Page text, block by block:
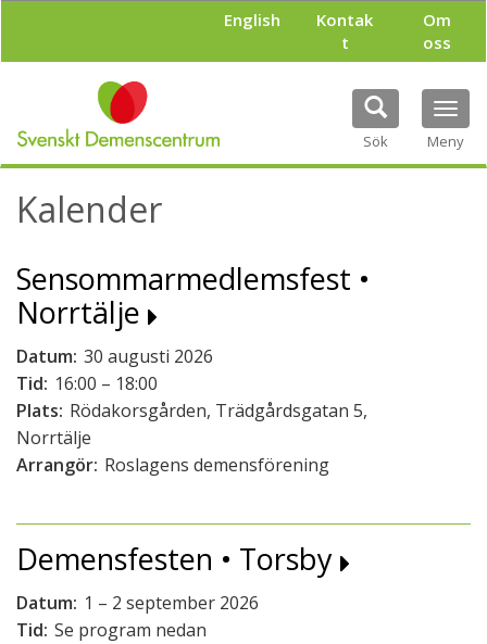
l
English
Kontak
t
Om
oss
Sök Meny
Kalender
Sensommarmedlemsfest •
Norrtälje
Datum: 30 augusti 2026
Tid: 16:00 – 18:00
Plats: Rödakorsgården, Trädgårdsgatan 5,
Norrtälje
Arrangör: Roslagens demensförening
Demensfesten • Torsby
Datum: 1 – 2 september 2026
Tid: Se program nedan